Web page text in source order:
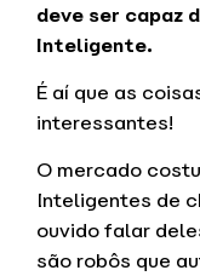
deve ser capaz
Inteligente.
É aí que as
interessantes!
O mercado
Inteligentes de
ouvido falar
são robôs que